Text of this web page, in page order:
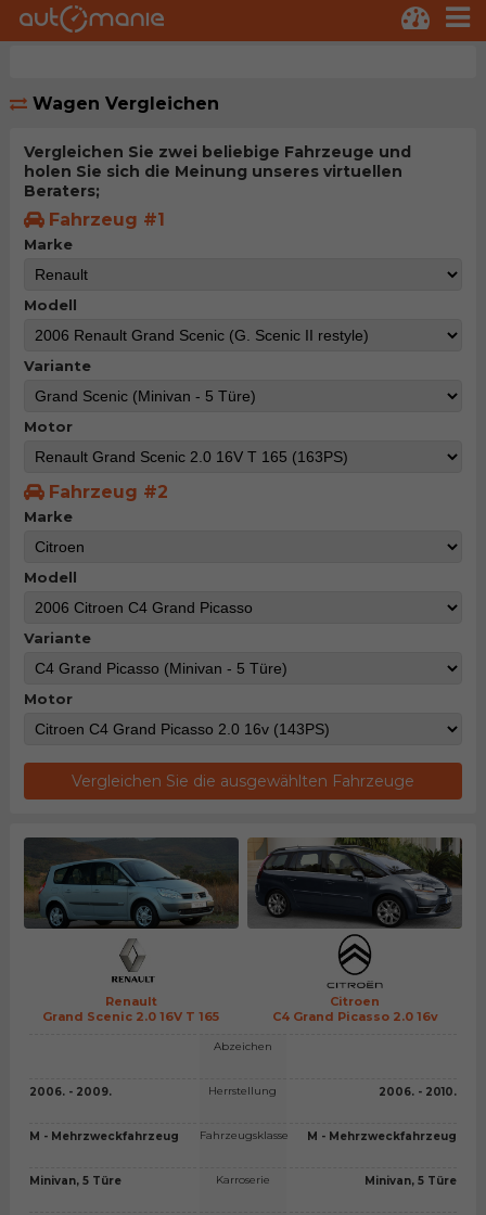
Wagen Vergleichen
Vergleichen Sie zwei beliebige Fahrzeuge und
holen Sie sich die Meinung unseres virtuellen
Beraters;
Fahrzeug #1
Marke
Modell
Variante
Motor
Fahrzeug #2
Marke
Modell
Variante
Motor
Vergleichen Sie die ausgewählten Fahrzeuge
Renault
Grand Scenic 2.0 16V T 165
Citroen
C4 Grand Picasso 2.0 16v
2006. - 2009.
M - Mehrzweckfahrzeug
Minivan, 5 Türe
Abzeichen
Herrstellung
Fahrzeugsklasse
Karroserie
2006. - 2010.
M - Mehrzweckfahrzeug
Minivan, 5 Türe